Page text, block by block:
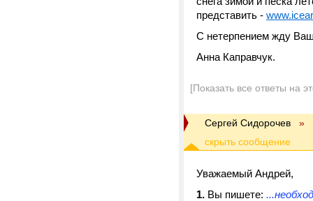
представить -
С нетерпением жду
Анна Каправчук.
[Показать все ответы на
Cергей Сидорочев »
Уважаемый Андрей,
1. Вы пишете: